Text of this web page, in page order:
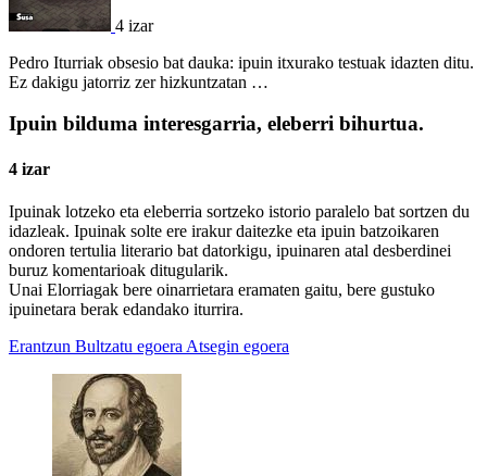
4 izar
Pedro Iturriak obsesio bat dauka: ipuin itxurako testuak idazten ditu.
Ez dakigu jatorriz zer hizkuntzatan …
Ipuin bilduma interesgarria, eleberri bihurtua.
4 izar
Ipuinak lotzeko eta eleberria sortzeko istorio paralelo bat sortzen du
idazleak. Ipuinak solte ere irakur daitezke eta ipuin batzoikaren
ondoren tertulia literario bat datorkigu, ipuinaren atal desberdinei
buruz komentarioak ditugularik.
Unai Elorriagak bere oinarrietara eramaten gaitu, bere gustuko
ipuinetara berak edandako iturrira.
Erantzun Bultzatu egoera Atsegin egoera